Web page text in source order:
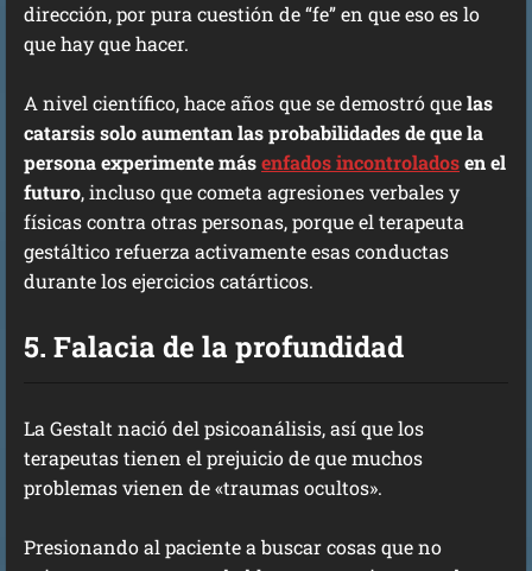
dirección, por pura cuestión de “fe” en que eso es lo
que hay que hacer.
A nivel científico, hace años que se demostró quelas
catarsis solo aumentan las probabilidades de que la
persona experimente másenfados incontroladosen el
futuro, incluso que cometa agresiones verbales y
físicas contra otras personas, porque el terapeuta
gestáltico refuerza activamente esas conductas
durante los ejercicios catárticos.
5. Falacia de la profundidad
La Gestalt nació del psicoanálisis, así que los
terapeutas tienen el prejuicio de que muchos
problemas vienen de «traumas ocultos».
Presionando al paciente a buscar cosas que no